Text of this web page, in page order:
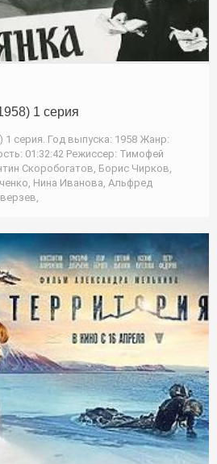
1 серия
серия. Год выпуска: 1958 Жанр:
01:32:42 Режиссер: Тимофей
Скоробогатов, Борис Чирков,
Нина Иванова, Альфред